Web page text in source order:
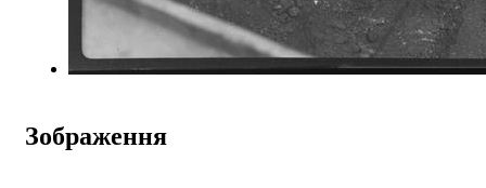
Зображення